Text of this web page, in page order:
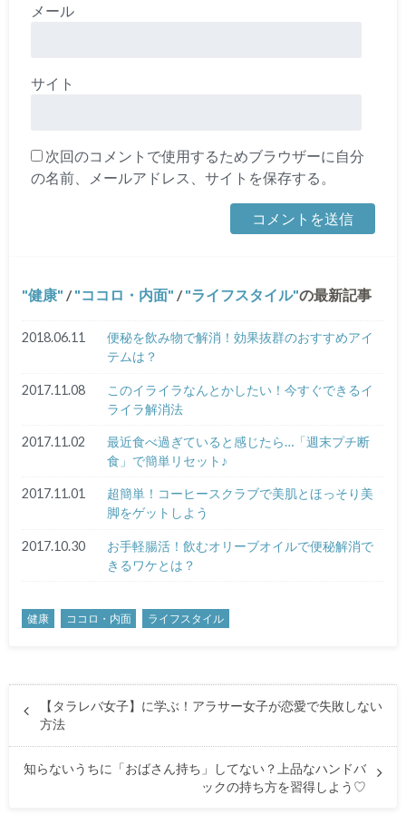
メール
サイト
次回のコメントで使用するためブラウザーに自分
の名前、メールアドレス、サイトを保存する。
健康 / ココロ・内面 / ライフスタイル の最新記事
2018.06.11
便秘を飲み物で解消！効果抜群のおすすめアイ
テムは？
2017.11.08
このイライラなんとかしたい！今すぐできるイ
ライラ解消法
2017.11.02
最近食べ過ぎていると感じたら…「週末プチ断
食」で簡単リセット♪
2017.11.01
超簡単！コーヒースクラブで美肌とほっそり美
脚をゲットしよう
2017.10.30
お手軽腸活！飲むオリーブオイルで便秘解消で
きるワケとは？
健康 ココロ・内面 ライフスタイル
【タラレバ女子】に学ぶ！アラサー女子が恋愛で失敗しない
方法
知らないうちに「おばさん持ち」してない？上品なハンドバ
ックの持ち方を習得しよう♡